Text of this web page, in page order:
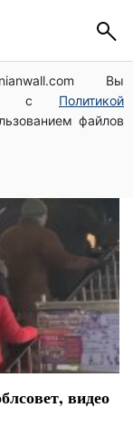
Вы
с Политикой
файлов
видео